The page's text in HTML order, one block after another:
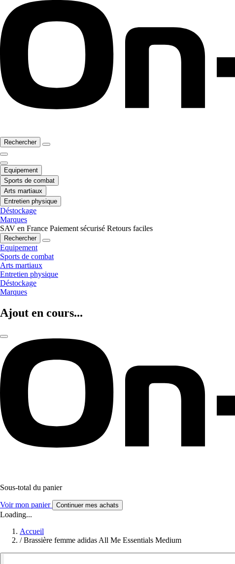
Rechercher
Equipement
Sports de combat
Arts martiaux
Entretien physique
Déstockage
Marques
SAV en France Paiement sécurisé Retours faciles
Rechercher
Equipement
Sports de combat
Arts martiaux
Entretien physique
Déstockage
Marques
Ajout en cours...
Sous-total du panier
Voir mon panier Continuer mes achats
Loading...
Accueil
/ Brassière femme adidas All Me Essentials Medium